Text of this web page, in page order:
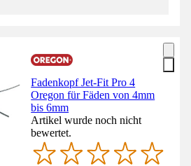
Fadenkopf Jet-Fit Pro 4
Oregon für Fäden von 4mm
bis 6mm
Artikel wurde noch nicht
bewertet.